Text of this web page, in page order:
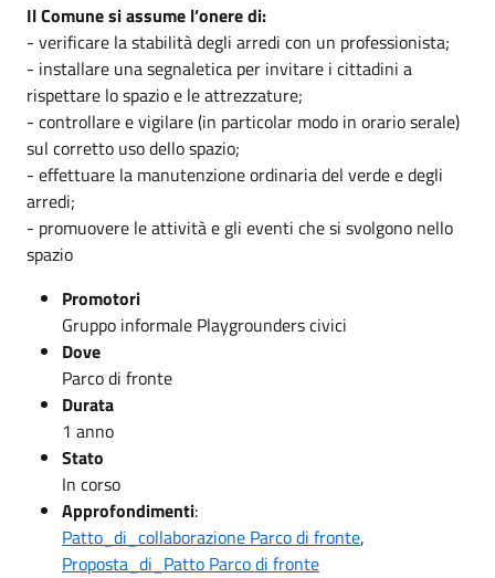
Il Comune si assume l’onere di:
- verificare la stabilità degli arredi con un professionista;
- installare una segnaletica per invitare i cittadini a
rispettare lo spazio e le attrezzature;
- controllare e vigilare (in particolar modo in orario serale)
sul corretto uso dello spazio;
- effettuare la manutenzione ordinaria del verde e degli
arredi;
- promuovere le attività e gli eventi che si svolgono nello
spazio
Promotori
Gruppo informale Playgrounders civici
Dove
Parco di fronte
Durata
1 anno
Stato
In corso
Approfondimenti:
Patto_di_collaborazione Parco di fronte,
Proposta_di_Patto Parco di fronte